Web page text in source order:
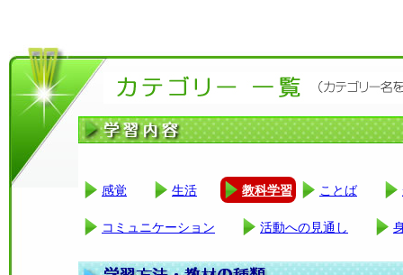
感覚 生活 教科学習 ことば
コミュニケーション 活動への見通し